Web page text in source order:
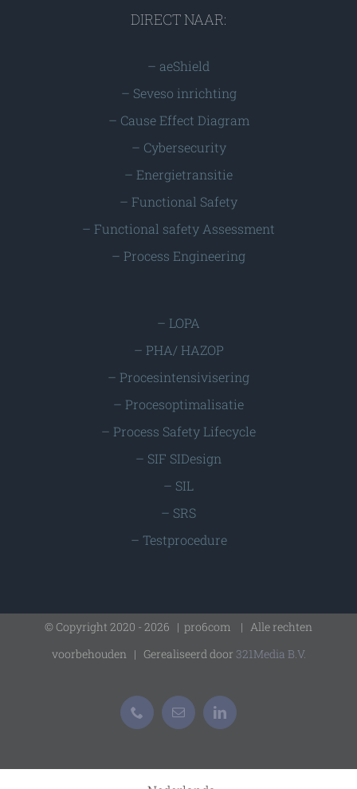
DIRECT NAAR:
– aeShield
– Seveso inrichting
– Cause Effect Diagram
– Cybersecurity
– Energietransitie
– Functional Safety
– Functional safety Assessment
– Process Engineering
– LOPA
– PHA/ HAZOP
– Procesintensivisering
– Procesoptimalisatie
– Process Safety Lifecycle
– SIF SIDesign
– SIL
– SRS
– Testprocedure
© Copyright 2020 - 2026 | pro6com
| Alle rechten
voorbehouden | Gerealiseerd door 321Media B.V.
Phone
E-
mail
LinkedIn